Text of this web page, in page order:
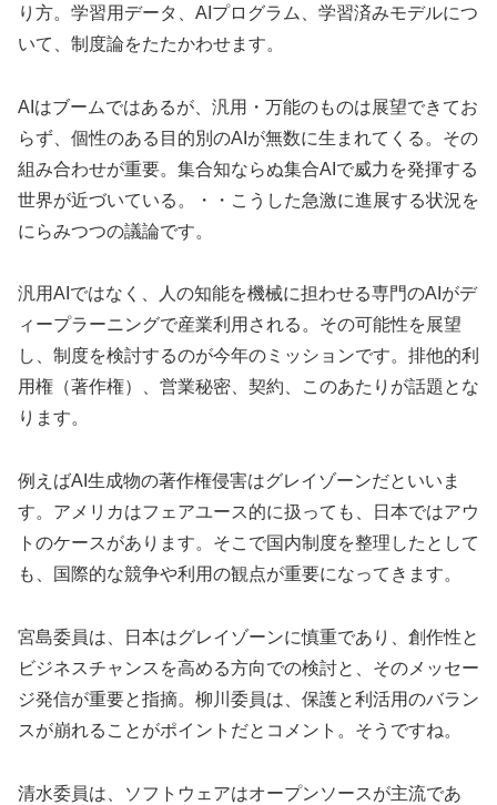
り方。学習用データ、AIプログラム、学習済みモデルにつ
いて、制度論をたたかわせます。
AIはブームではあるが、汎用・万能のものは展望できてお
らず、個性のある目的別のAIが無数に生まれてくる。その
組み合わせが重要。集合知ならぬ集合AIで威力を発揮する
世界が近づいている。・・こうした急激に進展する状況を
にらみつつの議論です。
汎用AIではなく、人の知能を機械に担わせる専門のAIがデ
ィープラーニングで産業利用される。その可能性を展望
し、制度を検討するのが今年のミッションです。排他的利
用権（著作権）、営業秘密、契約、このあたりが話題とな
ります。
例えばAI生成物の著作権侵害はグレイゾーンだといいま
す。アメリカはフェアユース的に扱っても、日本ではアウ
トのケースがあります。そこで国内制度を整理したとして
も、国際的な競争や利用の観点が重要になってきます。
宮島委員は、日本はグレイゾーンに慎重であり、創作性と
ビジネスチャンスを高める方向での検討と、そのメッセー
ジ発信が重要と指摘。柳川委員は、保護と利活用のバラン
スが崩れることがポイントだとコメント。そうですね。
清水委員は、ソフトウェアはオープンソースが主流であ